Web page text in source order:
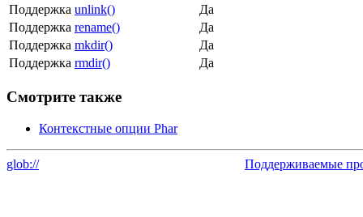
Поддержка unlink()
Да
Поддержка rename()
Да
Поддержка mkdir()
Да
Поддержка rmdir() Да
Смотрите также
Контекстные опции Phar
glob:// Поддерживаемые